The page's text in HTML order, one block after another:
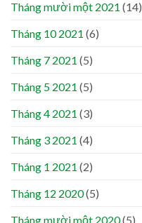
Tháng mười một 2021 (14)
Tháng 10 2021 (6)
Tháng 7 2021 (5)
Tháng 5 2021 (5)
Tháng 4 2021 (3)
Tháng 3 2021 (4)
Tháng 1 2021 (2)
Tháng 12 2020(5)
Tháng mười một 2020(5)